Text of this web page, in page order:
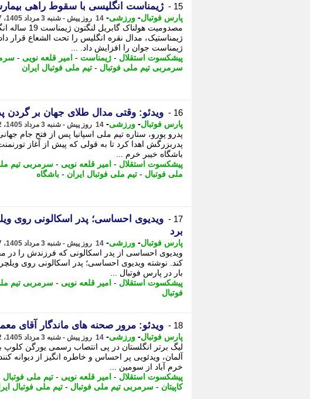
15 - ژیمناست انگلیسی با سقوط راهی
پارس فوتبال- ورزشی- 14 روز پیش - شنبه 3 مرداد 1405، 11:37
مصدومیت
ژیمناستیک، مدال نقره انگلیس را تحت الشعاع قرار
ژیمناست جوان را افزایش داد. ...
پیشکسوت استقلال - ژیمناست - امیر قلعه نویی -
سرمربی تیم ملی فوتبال - تیم ملی فوتبال ایران
16 - ویدئو: وقتی مدال طلای جهان بر
پارس فوتبال- ورزشی- 14 روز پیش - شنبه 3 مرداد 1405، 11:32
پدرو پورو، ستاره تیم ملی اسپانیا پس از فتح جام
پدربزرگش اهدا کرد تا به قولی که پیش از آغاز
باشگاه خیبر خرم ...
پیشکسوت استقلال - امیر قلعه نویی - سرمربی تیم
ملی فوتبال - تیم ملی فوتبال ایران - باشگاه
17 -
ویدیوی احساسی؛ پدر اسکالونی روی
برد
پارس فوتبال- ورزشی- 14 روز پیش - شنبه 3 مرداد 1405، 11:17
ویدیوی احساسی از پدر اسکالونی که فرزندش را در
کند. نوشته ویدیوی احساسی؛ پدر اسکالونی روی
بار در پارس فوتبال ...
پیشکسوت استقلال - امیر قلعه نویی - سرمربی تیم
فوتبال
18 - ویدئو: مرور صحنه های ماندگار آقای
پارس فوتبال- ورزشی- 14 روز پیش - شنبه 3 مرداد 1405، 09:22
لیگ برتر انگلستان در پی انتصاب رسمی یورگن کلوپ
آلمان، ویدئویی پر احساس و خاطره انگیز از دیوانه
خرم آباد از سومین ...
پیشکسوت استقلال - امیر قلعه نویی - تیم ملی فوتبال
کاپیتان - سرمربی تیم ملی فوتبال - تیم ملی فوتبال